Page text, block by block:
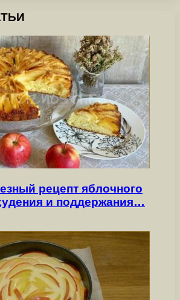
рецепт яблочного
и поддержания…